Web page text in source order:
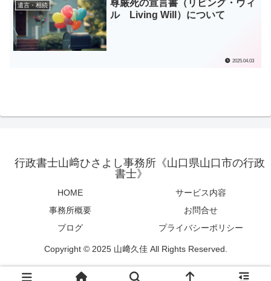
遺言・相続
尊厳死の宣言書（リビング・ウィ
ル Living Will）について
2025.04.03
行政書士山﨑ひさよし事務所《山口県山口市の行政
書士》
HOME
サービス内容
事務所概要
お問合せ
ブログ
プライバシーポリシー
Copyright © 2025 山﨑久佳 All Rights Reserved.